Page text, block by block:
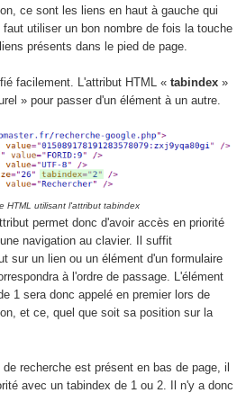
ce sont les liens en haut à gauche qui
utiliser un bon nombre de fois la touche
présents dans le pied de page.
facilement. L'attribut HTML «tabindex »
» pour passer d'un élément à un autre.
HTML utilisant l'attribut tabindex
permet donc d'avoir accès en priorité
navigation au clavier. Il suffit
sur un lien ou un élément d'un formulaire
à l'ordre de passage. L'élément
1 sera donc appelé en premier lors de
et ce, quel que soit sa position sur la
recherche est présent en bas de page, il
avec un tabindex de 1 ou 2. Il n'y a donc